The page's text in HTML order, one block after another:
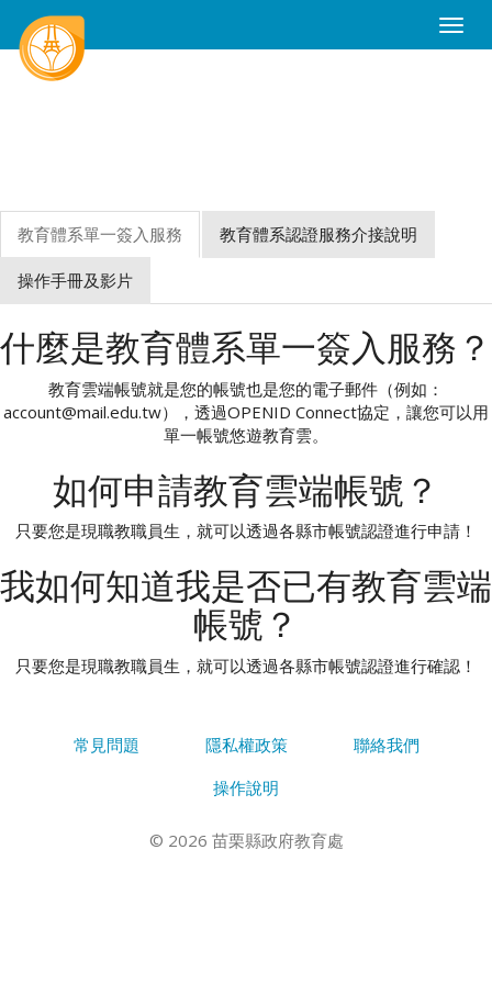
Toggle
教育體系單一簽入服務 教育體系認證服務介接說明
操作手冊及影片
什麼是教育體系單一簽入服務？
教育雲端帳號就是您的帳號也是您的電子郵件（例如：
account@mail.edu.tw），透過OPENID Connect協定，讓您可以用
單一帳號悠遊教育雲。
如何申請教育雲端帳號？
只要您是現職教職員生，就可以透過各縣市帳號認證進行申請！
我如何知道我是否已有教育雲端
帳號？
只要您是現職教職員生，就可以透過各縣市帳號認證進行確認！
常見問題 隱私權政策
聯絡我們
操作說明
© 2026 苗栗縣政府教育處